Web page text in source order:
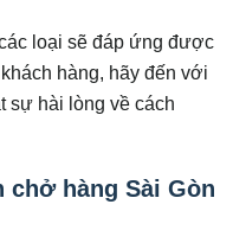
loại sẽ đáp ứng được
hàng, hãy đến với
sự hài lòng về cách
chở hàng Sài Gòn